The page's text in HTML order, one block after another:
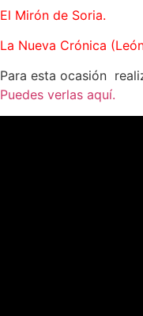
El Mirón de Soria.
La Nueva Crónica
Para esta ocasión
Puedes verlas aquí.